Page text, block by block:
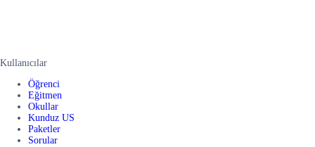
Kullanıcılar
Öğrenci
Eğitmen
Okullar
Kunduz US
Paketler
Sorular